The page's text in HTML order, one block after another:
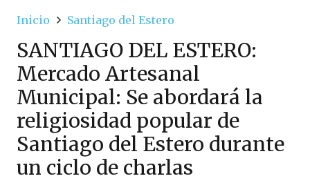
Inicio Santiago del Estero
SANTIAGO DEL ESTERO:
Mercado Artesanal
Municipal: Se abordará la
religiosidad popular de
Santiago del Estero durante
un ciclo de charlas